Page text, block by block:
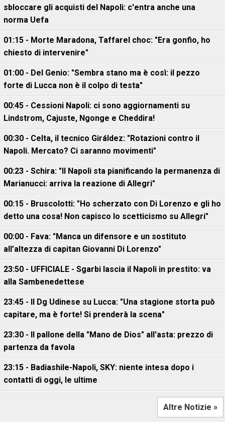
sbloccare gli acquisti del Napoli: c'entra anche una
norma Uefa
01:15 - Morte Maradona, Taffarel choc: "Era gonfio, ho
chiesto di intervenire"
01:00 - Del Genio: "Sembra stano ma è così: il pezzo
forte di Lucca non è il colpo di testa"
00:45 - Cessioni Napoli: ci sono aggiornamenti su
Lindstrom, Cajuste, Ngonge e Cheddira!
00:30 - Celta, il tecnico Giráldez: "Rotazioni contro il
Napoli. Mercato? Ci saranno movimenti"
00:23 - Schira: "Il Napoli sta pianificando la permanenza di
Marianucci: arriva la reazione di Allegri"
00:15 - Bruscolotti: "Ho scherzato con Di Lorenzo e gli ho
detto una cosa! Non capisco lo scetticismo su Allegri"
00:00 - Fava: "Manca un difensore e un sostituto
all’altezza di capitan Giovanni Di Lorenzo"
23:50 - UFFICIALE - Sgarbi lascia il Napoli in prestito: va
alla Sambenedettese
23:45 - Il Dg Udinese su Lucca: "Una stagione storta può
capitare, ma è forte! Si prenderà la scena"
23:30 - Il pallone della "Mano de Dios" all'asta: prezzo di
partenza da favola
23:15 - Badiashile-Napoli, SKY: niente intesa dopo i
contatti di oggi, le ultime
Altre Notizie »